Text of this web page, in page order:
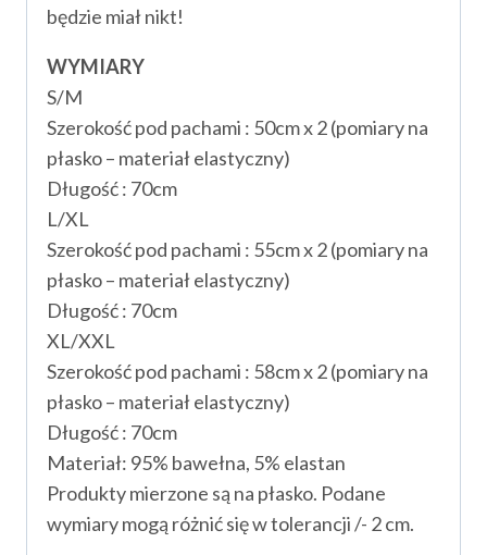
będzie miał nikt!
WYMIARY
S/M
Szerokość pod pachami : 50cm x 2 (pomiary na
płasko – materiał elastyczny)
Długość : 70cm
L/XL
Szerokość pod pachami : 55cm x 2 (pomiary na
płasko – materiał elastyczny)
Długość : 70cm
XL/XXL
Szerokość pod pachami : 58cm x 2 (pomiary na
płasko – materiał elastyczny)
Długość : 70cm
Materiał: 95% bawełna, 5% elastan
Produkty mierzone są na płasko. Podane
wymiary mogą różnić się w tolerancji /- 2 cm.